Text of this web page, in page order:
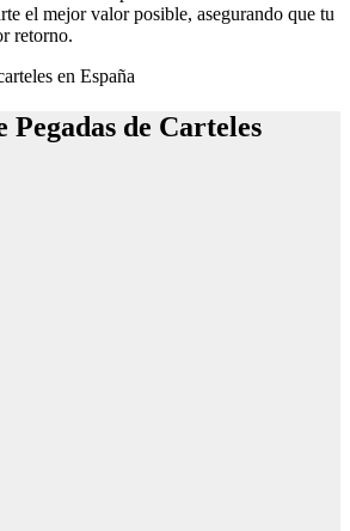
el mejor valor posible, asegurando que tu
retorno.
en España
Pegadas de Carteles